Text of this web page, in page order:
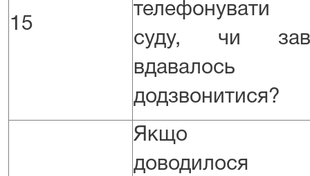
15
суду, чи
вдавалось
додзвонитися?
Якщо
доводилося